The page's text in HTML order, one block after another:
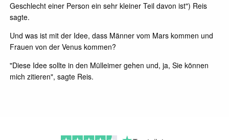
Geschlecht einer Person ein sehr kleiner Teil davon ist") Reis
sagte.
Und was ist mit der Idee, dass Männer vom Mars kommen und
Frauen von der Venus kommen?
"Diese Idee sollte in den Mülleimer gehen und, ja, Sie können
mich zitieren", sagte Reis.